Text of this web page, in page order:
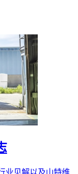
业见解以及山特维